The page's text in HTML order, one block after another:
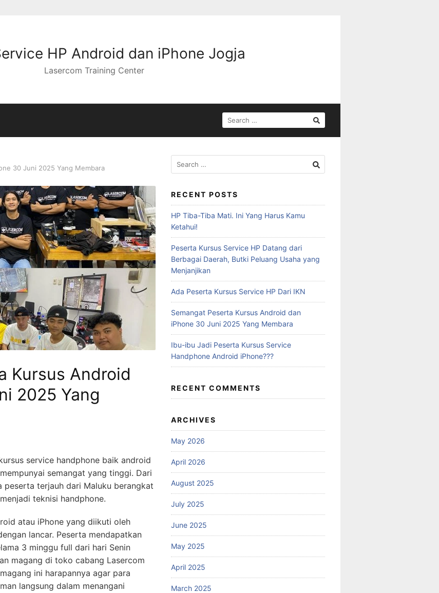
HP Android dan iPhone Jogja
Lasercom Training Center
30 Juni 2025 Yang Membara
Kursus Android
2025 Yang
service handphone baik android
semangat yang tinggi. Dari
terjauh dari Maluku berangkat
teknisi handphone.
atau iPhone yang diikuti oleh
lancar. Peserta mendapatkan
3 minggu full dari hari Senin
magang di toko cabang Lasercom
ini harapannya agar para
langsung dalam menangani
RECENT POSTS
HP Tiba-Tiba Mati. Ini Yang Harus Kamu
Ketahui!
Peserta Kursus Service HP Datang dari
Berbagai Daerah, Butki Peluang Usaha yang
Menjanjikan
Ada Peserta Kursus Service HP Dari IKN
Semangat Peserta Kursus Android dan
iPhone 30 Juni 2025 Yang Membara
Ibu-ibu Jadi Peserta Kursus Service
Handphone Android iPhone???
RECENT COMMENTS
ARCHIVES
May 2026
April 2026
August 2025
July 2025
June 2025
May 2025
April 2025
March 2025